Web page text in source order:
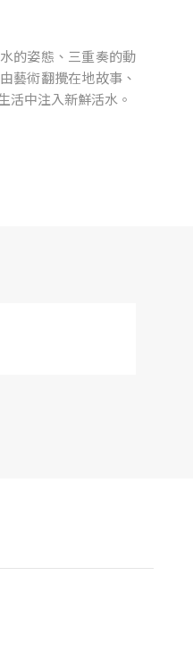
的姿態、三重奏的動
藝術翻攪在地故事、
活中注入新鮮活水。